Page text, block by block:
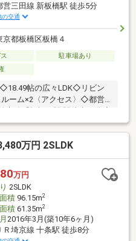
営三田線 新板橋駅 徒歩5分
の交通
京都板橋区板橋４
駐車場あり
帖の広々LDK◇リビン
ーム×2〈アクセス〉◇都営
〈物件概要〉■建物面積 ：
築年月 ：2023年5月■
：所有権■接道状況 ：
：第一種中高層住居専用
万円 2SLDK
万円
2SLDK
積96.15m2
積61.35m2
2016年3月(築10年6ヶ月)
Ｒ埼京線 十条駅 徒歩8分